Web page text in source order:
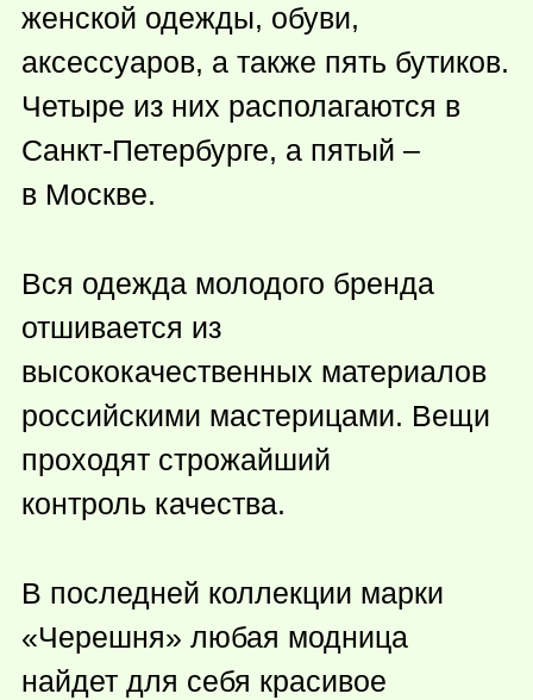
женской одежды, обуви,
аксессуаров, а также пять бутиков.
Четыре из них располагаются в
Санкт-Петербурге, а пятый –
в Москве.
Вся одежда молодого бренда
отшивается из
высококачественных материалов
российскими мастерицами. Вещи
проходят строжайший
контроль качества.
В последней коллекции марки
«Черешня» любая модница
найдет для себя красивое